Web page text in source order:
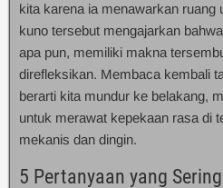
kita karena ia menawarkan ruang
kuno tersebut mengajarkan
apa pun, memiliki makna
direfleksikan. Membaca kembali
berarti kita mundur ke belakang,
untuk merawat kepekaan rasa di
mekanis dan dingin.
5 Pertanyaan yang